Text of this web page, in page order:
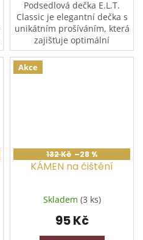
Podsedlová dečka E.L.T.
Classic je elegantní dečka s
unikátním prošíváním, která
zajišťuje optimální
vyrovnání tlaku a tlumení
nárazů díky polstrování 280
g/m² a 10mm pěnové...
Akce
132 Kč –28 %
KÁMEN na čištění
Skladem (3 ks)
95 Kč